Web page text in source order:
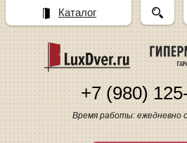
+7 (980)
Время работы: ежедневно
Каталог